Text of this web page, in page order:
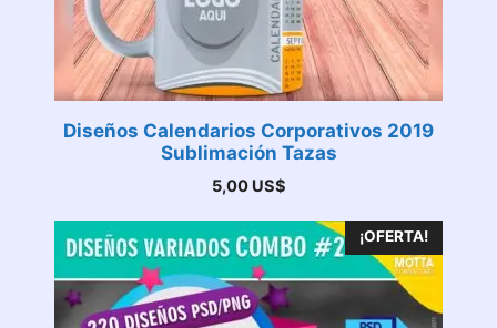
Diseños Calendarios Corporativos 2019
Sublimación Tazas
5,00 US$
¡OFERTA!